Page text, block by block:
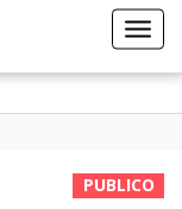
PUBLICO